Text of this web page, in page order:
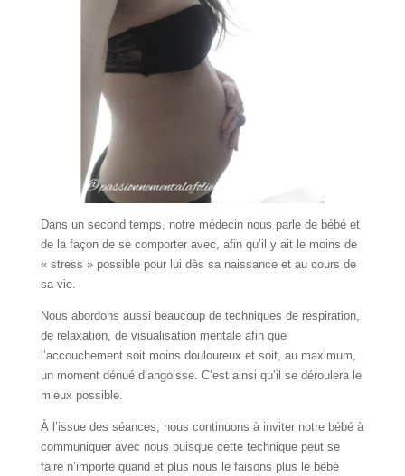
Dans un second temps, notre médecin nous parle de bébé et
de la façon de se comporter avec, afin qu’il y ait le moins de
« stress » possible pour lui dès sa naissance et au cours de
sa vie.
Nous abordons aussi beaucoup de techniques de respiration,
de relaxation, de visualisation mentale afin que
l’accouchement soit moins douloureux et soit, au maximum,
un moment dénué d’angoisse. C’est ainsi qu’il se déroulera le
mieux possible.
À l’issue des séances, nous continuons à inviter notre bébé à
communiquer avec nous puisque cette technique peut se
faire n’importe quand et plus nous le faisons plus le bébé